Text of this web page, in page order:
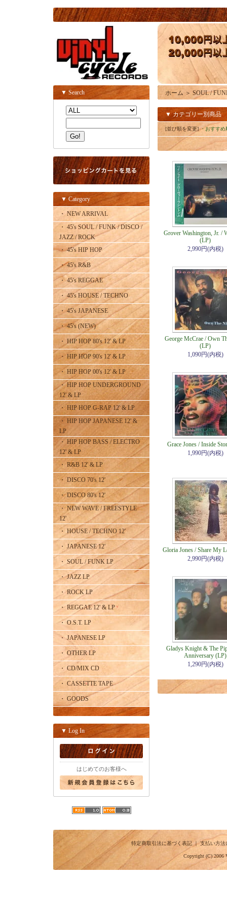
▼ Search
▼ Category
・ NEW ARRIVAL
・ 45's SOUL / FUNK / DISCO /
JAZZ / ROCK
・ 45's HIP HOP
・ 45's R&B
・ 45's REGGAE
・ 45's HOUSE / TECHNO
・ 45's JAPANESE
・ 45's (NEW)
・ HIP HOP 80's 12' & LP
・ HIP HOP 90's 12' & LP
・ HIP HOP 00's 12' & LP
・ HIP HOP UNDERGROUND
12' & LP
・ HIP HOP G-RAP 12' & LP
・ HIP HOP JAPANESE 12' &
LP
・ HIP HOP BASS / ELECTRO
12' & LP
・ R&B 12' & LP
・ DISCO 70's 12'
・ DISCO 80's 12'
・ NEW WAVE / FREESTYLE
12'
・ HOUSE / TECHNO 12'
・ JAPANESE 12'
・ SOUL / FUNK LP
・ JAZZ LP
・ ROCK LP
・ REGGAE 12' & LP
・ O.S.T. LP
・ JAPANESE LP
・ OTHER LP
・ CD/MIX CD
・ CASSETTE TAPE
・ GOODS
▼ Log In
はじめてのお客様へ
ホーム ＞ SOUL /
▼ カテゴリー別商品
[並び順を変更]・おすすめ
Grover Washington, Jr. /
(LP)
2,990円(内税)
George McCrae / Own
(LP)
1,090円(内税)
Grace Jones / Inside
1,990円(内税)
Gloria Jones / Share My
2,990円(内税)
Gladys Knight & The
Anniversary (LP)
1,290円(内税)
特定商取引法に基づく表記｜支払い方法
Copyright (C) 2006